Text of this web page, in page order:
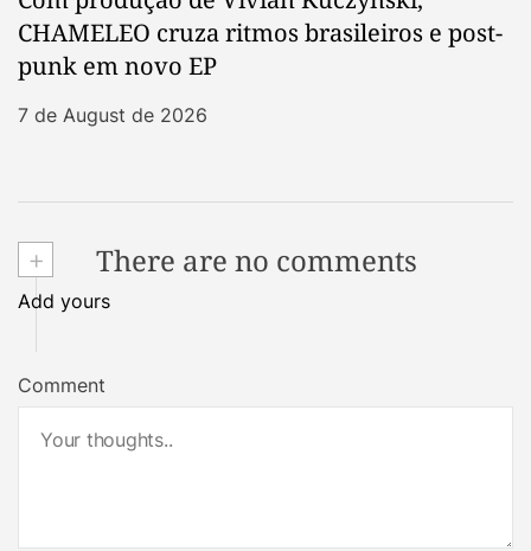
CHAMELEO cruza ritmos brasileiros e post-
punk em novo EP
7 de August de 2026
+ There are no comments
Add yours
Comment